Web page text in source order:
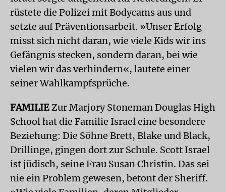
rüstete die Polizei mit Bodycams aus und
setzte auf Präventionsarbeit. »Unser Erfolg
misst sich nicht daran, wie viele Kids wir ins
Gefängnis stecken, sondern daran, bei wie
vielen wir das verhindern«, lautete einer
seiner Wahlkampfsprüche.
FAMILIEZur Marjory Stoneman Douglas High
School hat die Familie Israel eine besondere
Beziehung: Die Söhne Brett, Blake und Black,
Drillinge, gingen dort zur Schule. Scott Israel
ist jüdisch, seine Frau Susan Christin. Das sei
nie ein Problem gewesen, betont der Sheriff.